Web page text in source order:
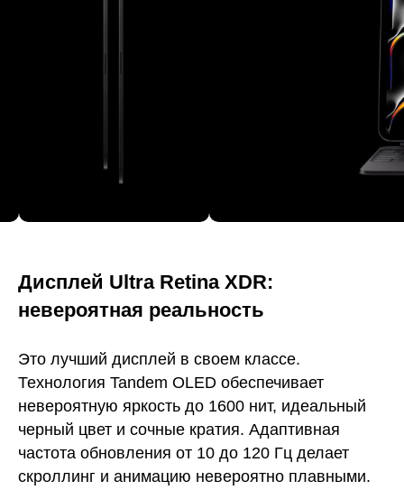
Дисплей Ultra Retina XDR:
невероятная реальность
Это лучший дисплей в своем классе.
Технология Tandem OLED обеспечивает
невероятную яркость до 1600 нит, идеальный
черный цвет и сочные кратия. Адаптивная
частота обновления от 10 до 120 Гц делает
скроллинг и анимацию невероятно плавными.